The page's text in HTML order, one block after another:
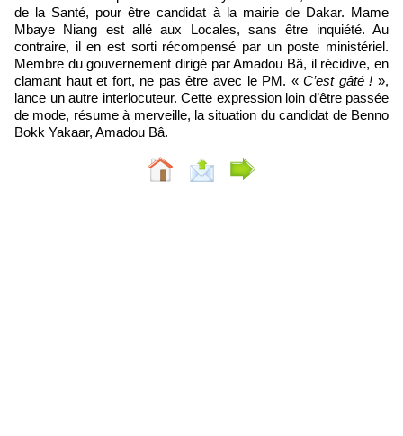
de la Santé, pour être candidat à la mairie de Dakar. Mame
Mbaye Niang est allé aux Locales, sans être inquiété. Au
contraire, il en est sorti récompensé par un poste ministériel.
Membre du gouvernement dirigé par Amadou Bâ, il récidive, en
clamant haut et fort, ne pas être avec le PM. «C’est gâté !»,
lance un autre interlocuteur. Cette expression loin d’être passée
de mode, résume à merveille, la situation du candidat de Benno
Bokk Yakaar, Amadou Bâ.